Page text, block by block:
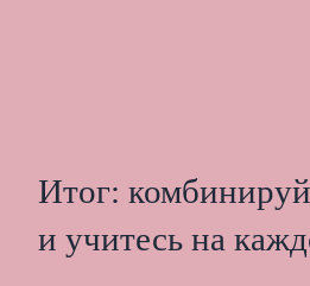
Итог:
и учитесь на